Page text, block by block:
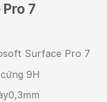
7
Surface Pro 7
9H